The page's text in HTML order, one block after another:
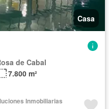
Casa
de Cabal
7.800 m²
Inmobiliarias